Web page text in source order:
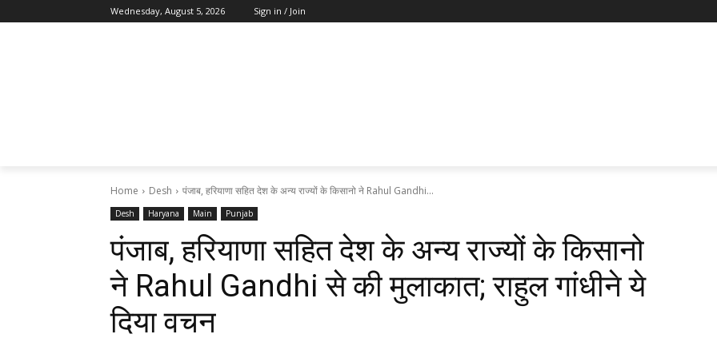
Wednesday, August 5, 2026 Sign in / Join
Home Desh पंजाब, हरियाणा सहित देश के अन्य राज्यों के किसानो ने Rahul Gandhi...
Desh Haryana Main Punjab
पंजाब, हरियाणा सहित देश के अन्य राज्यों के किसानो
ने Rahul Gandhi से की मुलाकात; राहुल गांधीने ये
दिया वचन